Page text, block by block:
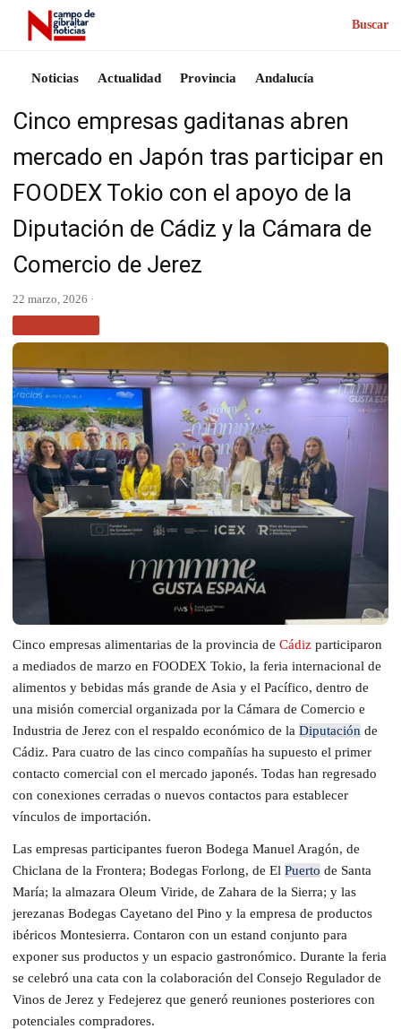
Buscar
Noticias Actualidad Provincia Andalucía
Cinco empresas gaditanas abren
mercado en Japón tras participar en
FOODEX Tokio con el apoyo de la
Diputación de Cádiz y la Cámara de
Comercio de Jerez
22 marzo, 2026 ·
Cinco empresas alimentarias de la provincia de Cádiz participaron
a mediados de marzo en FOODEX Tokio, la feria internacional de
alimentos y bebidas más grande de Asia y el Pacífico, dentro de
una misión comercial organizada por la Cámara de Comercio e
Industria de Jerez con el respaldo económico de la Diputación de
Cádiz. Para cuatro de las cinco compañías ha supuesto el primer
contacto comercial con el mercado japonés. Todas han regresado
con conexiones cerradas o nuevos contactos para establecer
vínculos de importación.
Las empresas participantes fueron Bodega Manuel Aragón, de
Chiclana de la Frontera; Bodegas Forlong, de El Puerto de Santa
María; la almazara Oleum Viride, de Zahara de la Sierra; y las
jerezanas Bodegas Cayetano del Pino y la empresa de productos
ibéricos Montesierra. Contaron con un estand conjunto para
exponer sus productos y un espacio gastronómico. Durante la feria
se celebró una cata con la colaboración del Consejo Regulador de
Vinos de Jerez y Fedejerez que generó reuniones posteriores con
potenciales compradores.